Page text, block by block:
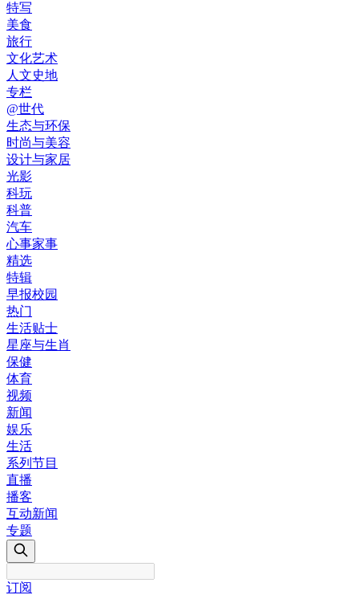
特写
美食
旅行
文化艺术
人文史地
专栏
@世代
生态与环保
时尚与美容
设计与家居
光影
科玩
科普
汽车
心事家事
精选
特辑
早报校园
热门
生活贴士
星座与生肖
保健
体育
视频
新闻
娱乐
生活
系列节目
直播
播客
互动新闻
专题
订阅